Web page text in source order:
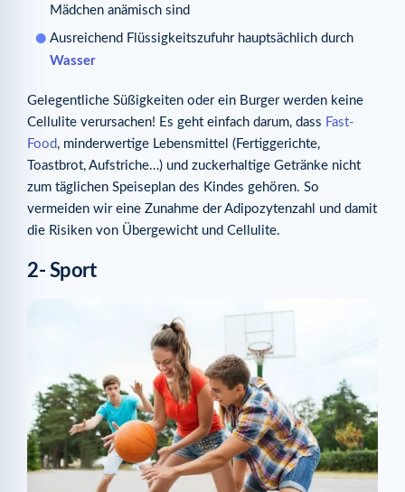
Mädchen anämisch sind
Ausreichend Flüssigkeitszufuhr hauptsächlich durch
Wasser
Gelegentliche Süßigkeiten oder ein Burger werden keine
Cellulite verursachen! Es geht einfach darum, dass Fast-
Food, minderwertige Lebensmittel (Fertiggerichte,
Toastbrot, Aufstriche…) und zuckerhaltige Getränke nicht
zum täglichen Speiseplan des Kindes gehören. So
vermeiden wir eine Zunahme der Adipozytenzahl und damit
die Risiken von Übergewicht und Cellulite.
2- Sport